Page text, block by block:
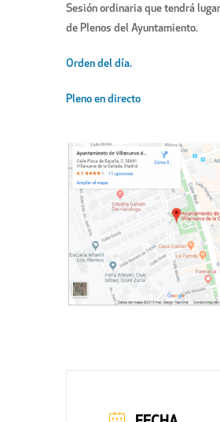
Sesión ordinaria que tendrá
de Plenos del Ayuntamiento.
Orden del día.
Pleno en directo